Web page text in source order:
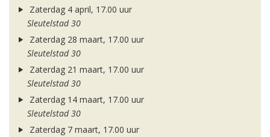
Zaterdag 4 april, 17.00 uur
Sleutelstad 30
Zaterdag 28 maart, 17.00 uur
Sleutelstad 30
Zaterdag 21 maart, 17.00 uur
Sleutelstad 30
Zaterdag 14 maart, 17.00 uur
Sleutelstad 30
Zaterdag 7 maart, 17.00 uur